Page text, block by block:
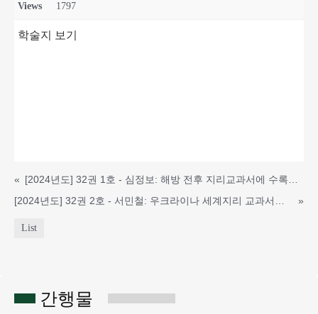
간행물
Views 1797
학술지 보기
«
»
List